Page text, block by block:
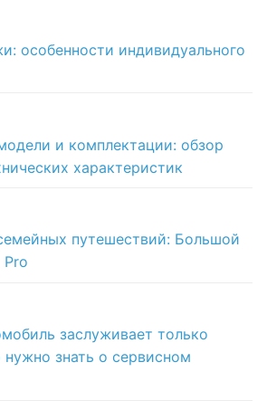
особенности индивидуального
и комплектации: обзор
характеристик
путешествий: Большой
Pro
заслуживает только
нужно знать о сервисном